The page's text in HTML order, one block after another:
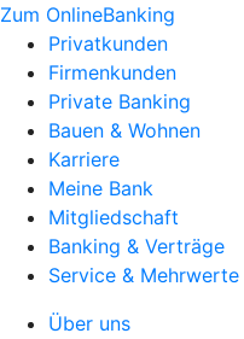
Zum OnlineBanking
Privatkunden
Firmenkunden
Private Banking
Bauen & Wohnen
Karriere
Meine Bank
Mitgliedschaft
Banking & Verträge
Service & Mehrwerte
Über uns